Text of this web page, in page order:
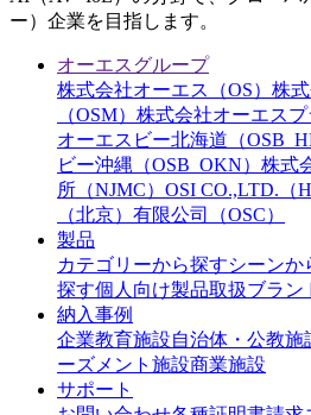
ー）企業を目指します。
オーエスグループ
株式会社オーエス（OS） 株
（OSM） 株式会社オーエスプ
オーエスビー北海道（
ビー沖縄（OSB_OKN） 株式
所（NJMC） OSI CO.,LTD.（
（北京）有限公司（OSC）
製品
カテゴリーから探すシーンか
探す個人向け製品取扱ブラン
納入事例
企業教育施設自治体・公教施
ーズメント施設商業施設
サポート